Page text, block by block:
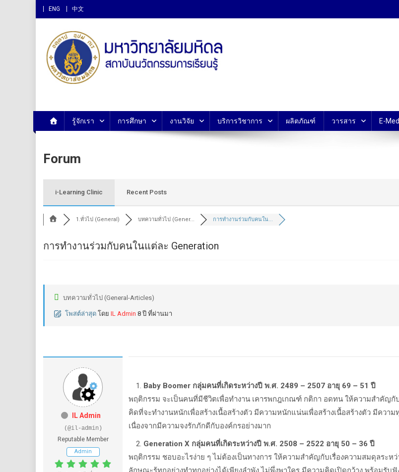
ENG 中文
สถาบันนวัตกรรมการเรียนรู้ ม.มหิดล
รู้จักเรา การศึกษา งานวิจัย บริการวิชาการ ผลิตภัณฑ์ วารสาร E-
Forum
i-Learning Clinic Recent Posts
1.ทั่วไป (General) บทความทั่วไป (Gener... การทำงานร่วมกับคนใน...
การทำงานร่วมกับคนในแต่ละ Generation
บทความทั่วไป (General-Articles)
โพสต์ล่าสุด โดย IL Admin 8 ปี ที่ผ่านมา
IL Admin
(@il-admin)
Reputable Member
Admin
Baby Boomer กลุ่มคนที่เกิดระหว่างปี พ.ศ. 2489 – 2507 อายุ 69 – 51 ปี
พฤติกรรม จะเป็นคนที่มีชีวิตเพื่อทำงาน เคารพกฎเกณฑ์ กติกา อดทน ให้ความสำคัญกั
คิดที่จะทำงานหนักเพื่อสร้างเนื้อสร้างตัว มีความหนักแน่นเพื่อสร้างเนื้อสร้างตัว มีคว
เนื่องจากมีความจงรักภักดีกับองค์กรอย่างมาก
Generation X กลุ่มคนที่เกิดระหว่างปี พ.ศ. 2508 – 2522 อายุ 50 – 36 ปี
พฤติกรรม ชอบอะไรง่าย ๆ ไม่ต้องเป็นทางการ ให้ความสำคัญกับเรื่องความสมดุลระห